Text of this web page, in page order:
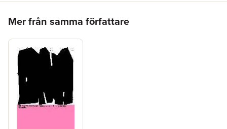
Mer från samma författare